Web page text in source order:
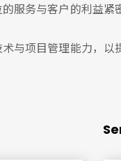
服务与客户的利益紧
与项目管理能力，